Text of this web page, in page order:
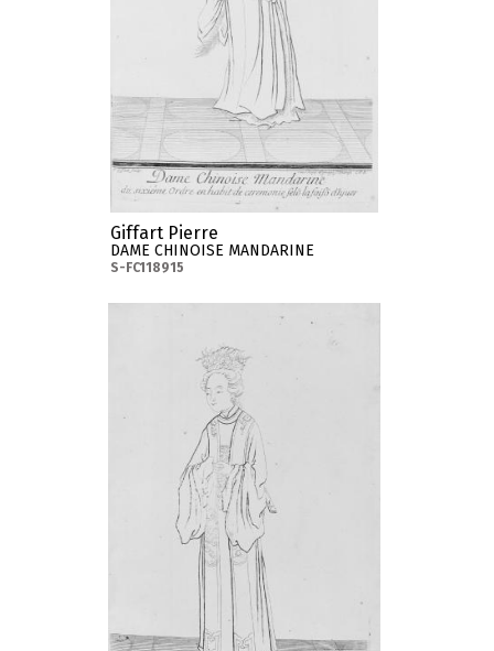
Giffart Pierre
DAME CHINOISE MANDARINE
S-FC118915